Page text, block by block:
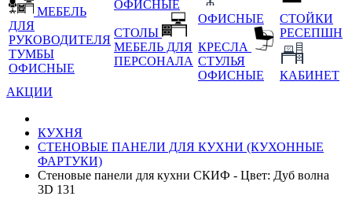
МЕБЕЛЬ
ДЛЯ
РУКОВОДИТЕЛЯ
ТУМБЫ
ОФИСНЫЕ
ОФИСНЫЕ
СТОЛЫ
МЕБЕЛЬ ДЛЯ
ПЕРСОНАЛА
ОФИСНЫЕ
КРЕСЛА
СТУЛЬЯ
ОФИСНЫЕ
СТОЙКИ
РЕСЕПШН
КАБИНЕТ
АКЦИИ
КУХНЯ
СТЕНОВЫЕ ПАНЕЛИ ДЛЯ КУХНИ (КУХОННЫЕ
ФАРТУКИ)
Стеновые панели для кухни СКИФ - Цвет: Дуб волна
3D 131